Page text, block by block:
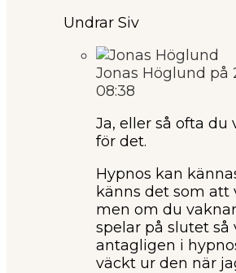
Undrar Siv
Jonas Höglund på
08:38
Ja, eller så ofta du
för det.
Hypnos kan
känns det som att
men om du
spelar på slutet så
antagligen i
väckt ur den när